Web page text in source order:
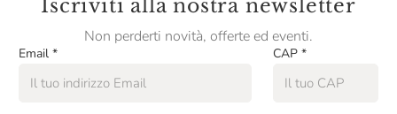
Pasta Fresca Rossi
Pasta Di Liguria
Pasticceria Quadrifoglio
Iscriviti alla nostra newsletter
Non perderti novità, offerte ed eventi.
Email * CAP *